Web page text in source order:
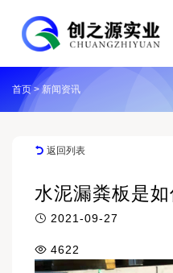
首页>新闻资讯
返回列表
水泥漏粪板是
2021-09-27
4622